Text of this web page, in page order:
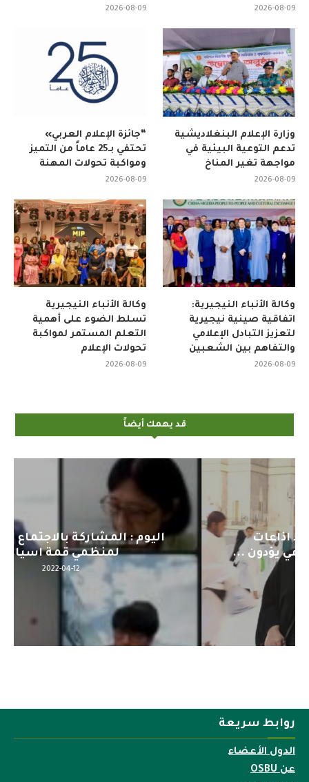
2026-08-09 2026-08-09
“جائزة الإعلام العربي»
تحتفي بـ25 عاماً من التميز
ومواكبة تحولات المهنة
2026-08-09
وزارة الإعلام البنغلاديشية
تدعم التوعية البيئية في
مواجهة تغير المناخ
2026-08-09
وكالة الأنباء النيجيرية
تسلط الضوء على أهمية
التعلم المستمر لمواكبة
تحولات الإعلام
2026-08-09
وكالة الأنباء النيجيرية:
اتفاقية صينية نيجيرية
لتعزيز التبادل الإعلامي
والتفاهم بين الشعبين
2026-08-09
قد يهمك أيضاً
اليوم : المشاركة بالاجتماع التحضيري
لمنظمي قمة اسيا...
2022-04-12
روابط سريعة
الدول الأعضاء
عن OSBU